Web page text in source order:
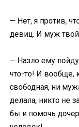
— Нет, я против,
девиц. И муж твой
— Назло ему
что-то! И вообще,
свободная, ни
делала, никто не
бы и помочь